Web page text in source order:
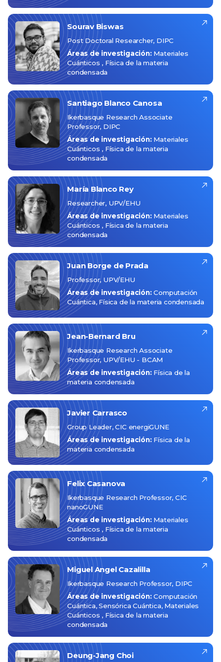
Sourav Biswas
Post Doctoral Researcher, DIPC
Áreas de investigación: Materiales
Cuánticos
Física de la materia
condensada
Santiago Blanco Canosa
Ikerbasque Research Associate
Professor, DIPC
Áreas de investigación: Materiales
Cuánticos
Física de la materia
condensada
MaríaBlanco Rey
Researcher, UPV/EHU
Áreas de investigación: Materiales
Cuánticos
Física de la materia
condensada
Juan Borge de Prada
Professor, UPV/EHU
Áreas de investigación: Computación
Cuántica Física de la materia condensada
Jean-Bernard Bru
Ikerbasque Research Associate
Professor, UPV/EHU - BCAM
Áreas de investigación: Física de la
materia condensada
Javier Carrasco
Group Leader, CIC energiGUNE
Áreas de investigación: Física de la
materia condensada
Felix Casanova
Ikerbasque Research Professor, CIC
nanoGUNE
Áreas de investigación: Materiales
Cuánticos
Física de la materia
condensada
Miguel Angel Cazalilla
Ikerbasque Research Professor, DIPC
Áreas de investigación: Computación
Cuántica Sensórica Cuántica Materiales
Cuánticos
Física de la materia
condensada
Deung-Jang Choi